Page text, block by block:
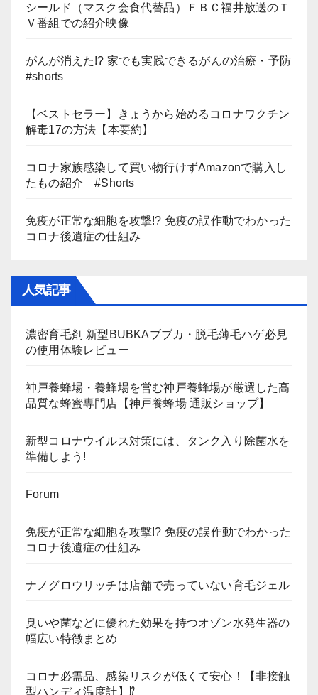
シールド（マスク会食代替品）ＦＢＣ福井放送のＴ
Ｖ番組での紹介映像
がんが消えた!? 家でも実践できるがんの治療・予防
#shorts
【ベストセラー】きょうから始めるコロナワクチン
解毒17の方法【本要約】
コロナ家族感染して買い物行けずAmazonで購入し
たもの紹介 #Shorts
免疫が正常な細胞を攻撃!? 免疫の誤作動でわかった
コロナ後遺症の仕組み
人気記事
濃密育毛剤 新型BUBKAブブカ・脱毛薄毛ハゲ必見
の使用体験レビュー
神戸養蜂場・養蜂場を営む神戸養蜂場が厳選した高
品質な蜂蜜専門店【神戸養蜂場 通販ショップ】
新型コロナウイルス対策には、タンク入り除菌水を
準備しよう!
Forum
免疫が正常な細胞を攻撃!? 免疫の誤作動でわかった
コロナ後遺症の仕組み
ナノグロウリッチは店舗で売っていない育毛ジェル
臭いや菌などに優れた効果を持つオゾン水発生器の
幅広い特徴まとめ
コロナ必需品、感染リスクが低くて安心！【非接触
型ハンディ温度計】⁉